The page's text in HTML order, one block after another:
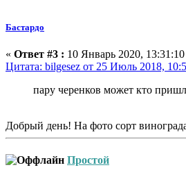
Бастардо
« Ответ #3 : 10 Январь 2020, 13:31:10
Цитата: bilgesez от 25 Июль 2018,
пару черенков может кто
Добрый день! На фото сорт
Простой